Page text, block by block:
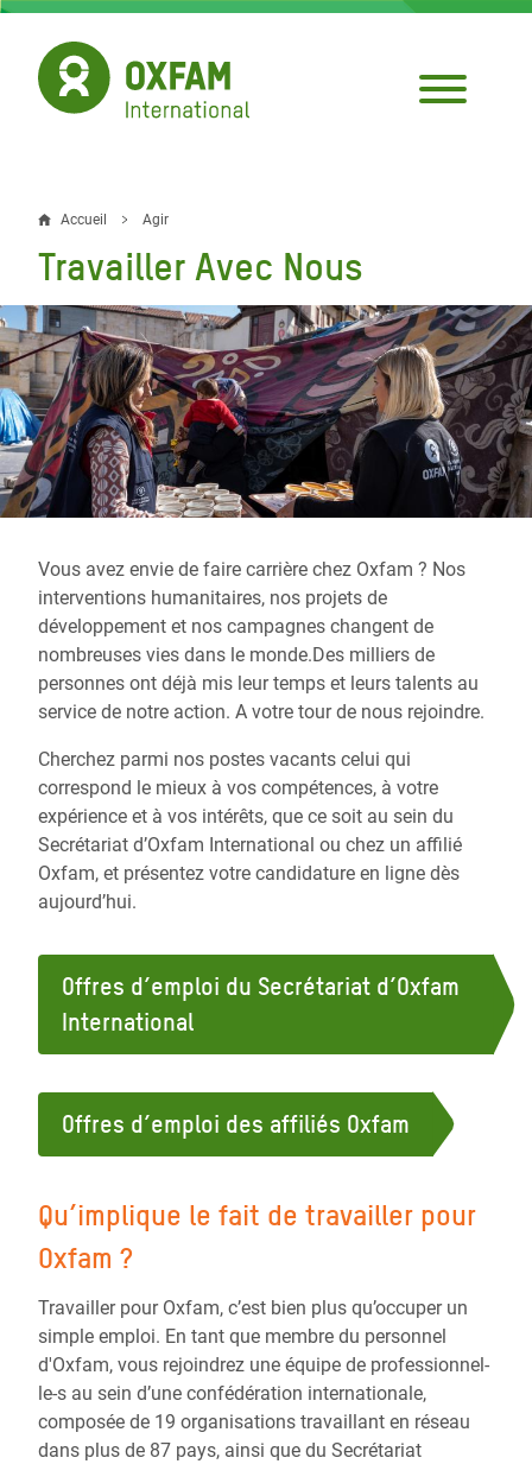
Aller
contenu
principal
Fil
d'Ariane
Accueil Agir
Travailler Avec Nous
Vous avez envie de faire carrière chez Oxfam ? Nos
interventions humanitaires, nos projets de
développement et nos campagnes changent de
nombreuses vies dans le monde.Des milliers de
personnes ont déjà mis leur temps et leurs talents au
service de notre action. A votre tour de nous rejoindre.
Cherchez parmi nos postes vacants celui qui
correspond le mieux à vos compétences, à votre
expérience et à vos intérêts, que ce soit au sein du
Secrétariat d’Oxfam International ou chez un affilié
Oxfam, et présentez votre candidature en ligne dès
aujourd’hui.
Offres d’emploi du Secrétariat d’Oxfam
International
Offres d’emploi des affiliés Oxfam
Qu’implique le fait de travailler pour
Oxfam ?
Travailler pour Oxfam, c’est bien plus qu’occuper un
simple emploi. En tant que membre du personnel
d'Oxfam, vous rejoindrez une équipe de professionnel-
le-s au sein d’une confédération internationale,
composée de 19 organisations travaillant en réseau
dans plus de 87 pays, ainsi que du Secrétariat